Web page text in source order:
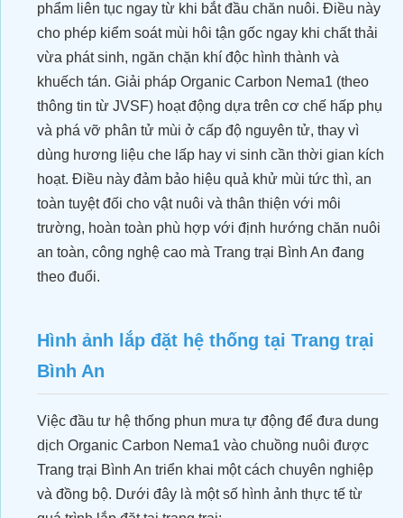
phẩm liên tục ngay từ khi bắt đầu chăn nuôi. Điều này
cho phép kiểm soát mùi hôi tận gốc ngay khi chất thải
vừa phát sinh, ngăn chặn khí độc hình thành và
khuếch tán. Giải pháp Organic Carbon Nema1 (theo
thông tin từ JVSF) hoạt động dựa trên cơ chế hấp phụ
và phá vỡ phân tử mùi ở cấp độ nguyên tử, thay vì
dùng hương liệu che lấp hay vi sinh cần thời gian kích
hoạt. Điều này đảm bảo hiệu quả khử mùi tức thì, an
toàn tuyệt đối cho vật nuôi và thân thiện với môi
trường, hoàn toàn phù hợp với định hướng chăn nuôi
an toàn, công nghệ cao mà Trang trại Bình An đang
theo đuổi.
Hình ảnh lắp đặt hệ thống tại Trang trại
Bình An
Việc đầu tư hệ thống phun mưa tự động để đưa dung
dịch Organic Carbon Nema1 vào chuồng nuôi được
Trang trại Bình An triển khai một cách chuyên nghiệp
và đồng bộ. Dưới đây là một số hình ảnh thực tế từ
PHÁT TRIỂN VƯỜN SẦU RIÊNG
HỮU CƠ SINH THÁI